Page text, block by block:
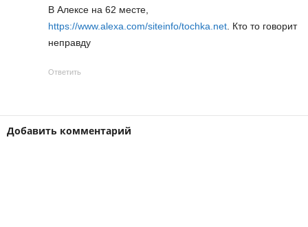
В Алексе на 62 месте,
https://www.alexa.com/siteinfo/tochka.net . Кто то говорит
неправду
Ответить
Добавить комментарий